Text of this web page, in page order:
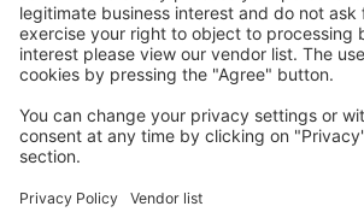
Meist gesuchte Unterkünfte von
Unterkünfte in USA - Beliebte Städte
Unterkunft in Davenport Unterkunft in